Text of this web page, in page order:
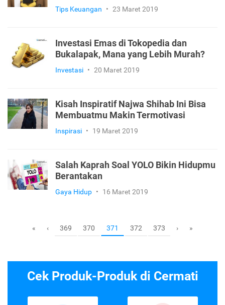
Tips Keuangan • 23 Maret 2019
Investasi Emas di Tokopedia dan
Bukalapak, Mana yang Lebih Murah?
Investasi • 20 Maret 2019
Kisah Inspiratif Najwa Shihab Ini Bisa
Membuatmu Makin Termotivasi
Inspirasi • 19 Maret 2019
Salah Kaprah Soal YOLO Bikin Hidupmu
Berantakan
Gaya Hidup • 16 Maret 2019
« ‹ 369 370 371 372 373 › »
Cek Produk-Produk di Cermati